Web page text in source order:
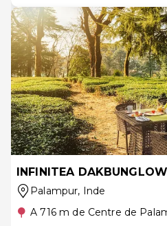
INFINITEA
Palampur, Inde
A 716 m de Centre de